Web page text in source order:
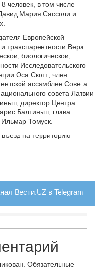
человек, в том числе
Мария Сассоли и
Европейской
транспарентности Вера
биологической,
Исследовательского
Оса Скотт; член
ассамблее Совета
совета Латвии
директор Центра
Балтиньш; глава
Ильмар Томуск.
на территорию
Вести.UZ в Telegram
Обязательные